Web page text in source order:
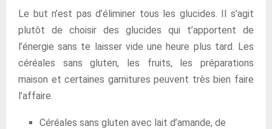
Le but n’est pas d’éliminer tous les glucides. Il s’agit
plutôt de choisir des glucides qui t’apportent de
l’énergie sans te laisser vide une heure plus tard. Les
céréales sans gluten, les fruits, les préparations
maison et certaines garnitures peuvent très bien faire
l’affaire.
Céréales sans gluten avec lait d’amande, de